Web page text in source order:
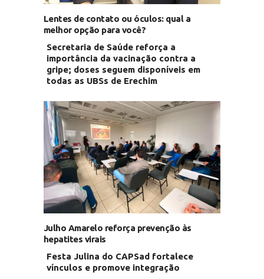
Lentes de contato ou óculos: qual a
melhor opção para você?
Secretaria de Saúde reforça a
importância da vacinação contra a
gripe; doses seguem disponíveis em
todas as UBSs de Erechim
Julho Amarelo reforça prevenção às
hepatites virais
Festa Julina do CAPSad fortalece
vínculos e promove integração